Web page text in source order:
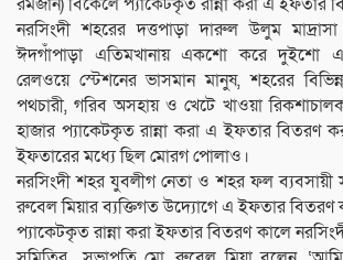
নরসিংদী শহরের দত্তপাড়া দারুল উলুম
ঈদগাঁপাড়া এতিমখানায় একশো করে দুইশো
রেলওয়ে স্টেশনের ভাসমান মানুষ, শহরের
পথচারী, গরিব অসহায় ও খেটে খাওয়া
হাজার প্যাকেটকৃত রান্না করা এ ইফতার বিতরণ
ইফতারের মধ্যে ছিল মোরগ পোলাও।
নরসিংদী শহর যুবলীগ নেতা ও শহর ফল ব্যবসায়ী
রুবেল মিয়ার ব্যক্তিগত উদ্যোগে এ ইফতার বিতরণ
প্যাকেটকৃত রান্না করা ইফতার বিতরণ কালে